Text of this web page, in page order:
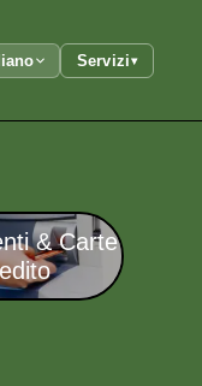
Servizi▾
& Carte